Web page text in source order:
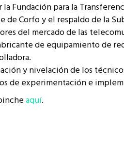
Fundación para la
de Corfo y el respaldo de la
del mercado de las
de equipamiento de
y nivelación de los
de experimentación e
aquí.